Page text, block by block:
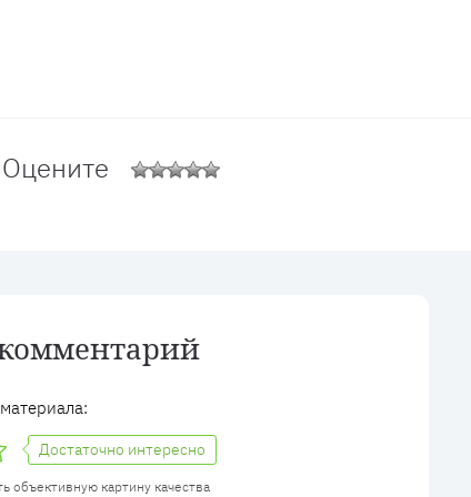
Достаточно интересно
объективную картину качества